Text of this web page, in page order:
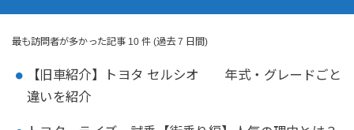
最も訪問者が多かった記事 10 件 (過去 7 日間)
【旧車紹介】トヨタ セルシオ 年式・グレードごと
違いを紹介